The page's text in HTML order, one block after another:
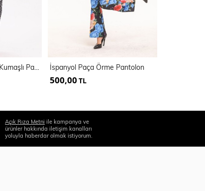
İspanyol Paça Jakar Kumaşlı Pantolon İspanyol Paça Örme Pantolon
500,00 TL
Açık Rıza Metni ile kampanya ve
ürünler hakkında iletişim kanalları
yoluyla haberdar olmak istiyorum.